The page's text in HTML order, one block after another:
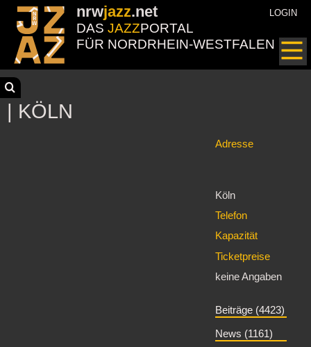
nrwjazz.net
DAS JAZZPORTAL
FÜR NORDRHEIN-WESTFALEN
LOGIN
| KÖLN
Adresse
Köln
Telefon
Kapazität
Ticketpreise
keine Angaben
Beiträge (4423)
News (1161)